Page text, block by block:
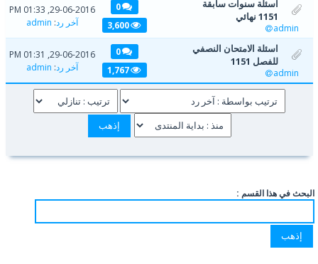
اسئلة سنوات سابقة
1151 نهائي
admin
0
3,600
29-06-2016, 01:33 PM
آخر رد:
admin
اسئلة الامتحان النصفي
للفصل 1151
admin
0
1,767
29-06-2016, 01:31 PM
آخر رد:
admin
البحث في هذا القسم :